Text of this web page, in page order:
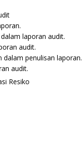
laporan audit.
audit.
penulisan laporan.
audit.
Resiko